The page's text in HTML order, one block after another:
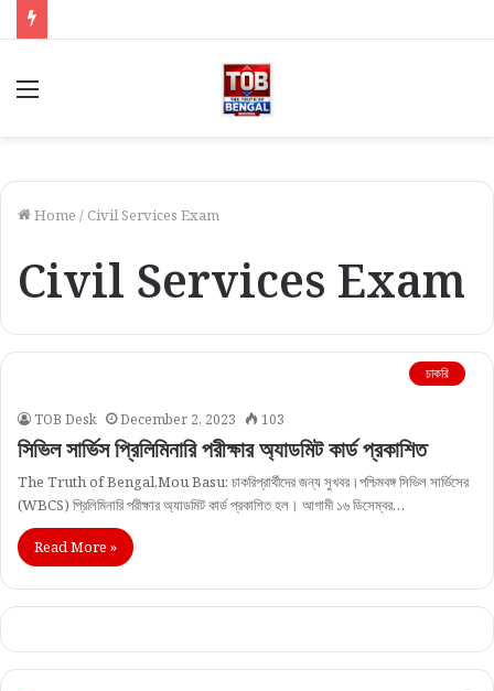
Menu
Home / Civil Services Exam
Civil Services Exam
চাকরি
TOB Desk December 2, 2023 103
সিভিল সার্ভিস প্রিলিমিনারি পরীক্ষার অ্যাডমিট কার্ড প্রকাশিত
The Truth of Bengal,Mou Basu: চাকরিপ্রার্থীদের জন্য সুখবর।পশ্চিমবঙ্গ সিভিল সার্ভিসের
(WBCS) প্রিলিমিনারি পরীক্ষার অ্যাডমিট কার্ড প্রকাশিত হল। আগামী ১৬ ডিসেম্বর…
Read More »